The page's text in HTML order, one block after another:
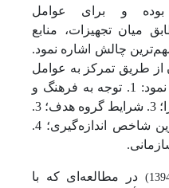
بوده و برای عوامل
میان تجهیزات، منابع
چالش اشاره نمود.
از طریق تمرکز به عوامل
ذیل به‌گونه‌ای مطلوب اجرایی نمود: 1. توجه به فرهنگ و
رهبری؛ 2. تعهد و حمایت از اجرا؛ 3. شرایط گروه هدف؛ 3.
توجه به بهای تمام شده و تدوین شاخص اندازه‌گیری؛ 4.
در مطالعه‌ای که با